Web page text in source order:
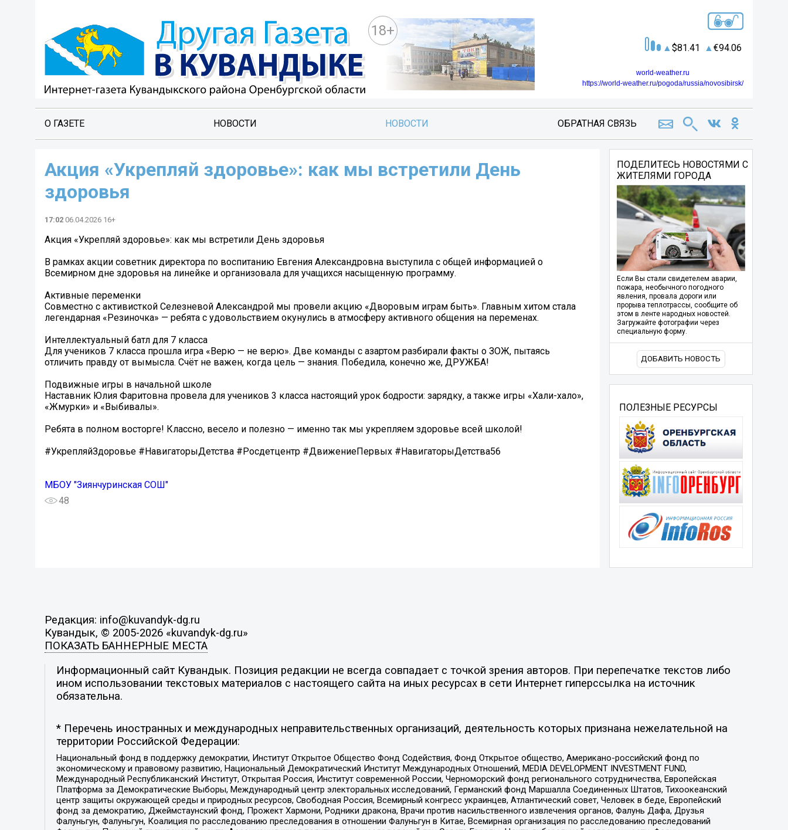
18+
81.41 94.06
world-weather.ru
https://world-weather.ru/pogoda/russia/novosibirsk/
О ГАЗЕТЕ НОВОСТИ НОВОСТИ ОБРАТНАЯ СВЯЗЬ
Акция «Укрепляй здоровье»: как мы встретили День
здоровья
17:02 06.04.2026 16+
Акция «Укрепляй здоровье»: как мы встретили День здоровья
В рамках акции советник директора по воспитанию Евгения Александровна выступила с общей информацией о
Всемирном дне здоровья на линейке и организовала для учащихся насыщенную программу.
Активные переменки
Совместно с активисткой Селезневой Александрой мы провели акцию «Дворовым играм быть». Главным хитом стала
легендарная «Резиночка» — ребята с удовольствием окунулись в атмосферу активного общения на переменах.
Интеллектуальный батл для 7 класса
Для учеников 7 класса прошла игра «Верю — не верю». Две команды с азартом разбирали факты о ЗОЖ, пытаясь
отличить правду от вымысла. Счёт не важен, когда цель — знания. Победила, конечно же, ДРУЖБА!
Подвижные игры в начальной школе
Наставник Юлия Фаритовна провела для учеников 3 класса настоящий урок бодрости: зарядку, а также игры «Хали-хало»,
«Жмурки» и «Выбивалы».
Ребята в полном восторге! Классно, весело и полезно — именно так мы укрепляем здоровье всей школой! ️
#УкрепляйЗдоровье #НавигаторыДетства #Росдетцентр #ДвижениеПервых #НавигаторыДетства56
МБОУ "Зиянчуринская СОШ"
48
ПОДЕЛИТЕСЬ НОВОСТЯМИ С
ЖИТЕЛЯМИ ГОРОДА
Если Вы стали свидетелем аварии,
пожара, необычного погодного
явления, провала дороги или
прорыва теплотрассы, сообщите об
этом в ленте народных новостей.
Загружайте фотографии через
специальную форму.
ДОБАВИТЬ НОВОСТЬ
ПОЛЕЗНЫЕ РЕСУРСЫ
Редакция: info@kuvandyk-dg.ru
Кувандык, © 2005-2026 «kuvandyk-dg.ru»
ПОКАЗАТЬ БАННЕРНЫЕ МЕСТА
Информационный сайт Кувандык. Позиция редакции не всегда совпадает с точкой зрения авторов. При перепечатке текстов либо
ином использовании текстовых материалов с настоящего сайта на иных ресурсах в сети Интернет гиперссылка на источник
обязательна.
* Перечень иностранных и международных неправительственных организаций, деятельность которых признана нежелательной на
территории Российской Федерации:
Национальный фонд в поддержку демократии, Институт Открытое Общество Фонд Содействия, Фонд Открытое общество, Американо-российский фонд по
экономическому и правовому развитию, Национальный Демократический Институт Международных Отношений, MEDIA DEVELOPMENT INVESTMENT FUND,
Международный Республиканский Институт, Открытая Россия, Институт современной России, Черноморский фонд регионального сотрудничества, Европейская
Платформа за Демократические Выборы, Международный центр электоральных исследований, Германский фонд Маршалла Соединенных Штатов, Тихоокеанский
центр защиты окружающей среды и природных ресурсов, Свободная Россия, Всемирный конгресс украинцев, Атлантический совет, Человек в беде, Европейский
фонд за демократию, Джеймстаунский фонд, Прожект Хармони, Родники дракона, Врачи против насильственного извлечения органов, Фалунь Дафа, Друзья
Фалуньгун, Фалуньгун, Коалиция по расследованию преследования в отношении Фалуньгун в Китае, Всемирная организация по расследованию преследований